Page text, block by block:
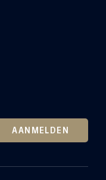
AANMELDEN